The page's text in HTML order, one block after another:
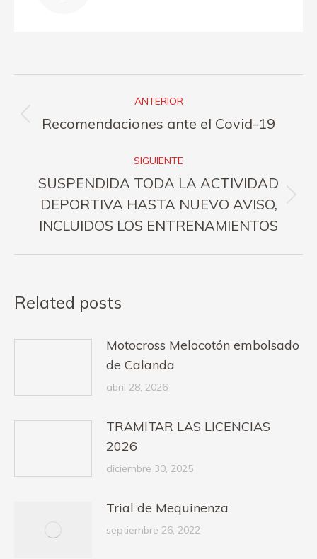
entre
ANTERIOR
Publicación
Recomendaciones ante el Covid-19
SIGUIENTE
Publicación
siguiente:
SUSPENDIDA TODA LA ACTIVIDAD
DEPORTIVA HASTA NUEVO AVISO,
INCLUIDOS LOS ENTRENAMIENTOS
Related posts
Motocross Melocotón embolsado
de Calanda
abril 28, 2026
TRAMITAR LAS LICENCIAS
2026
diciembre 30, 2025
Trial de Mequinenza
septiembre 26, 2022